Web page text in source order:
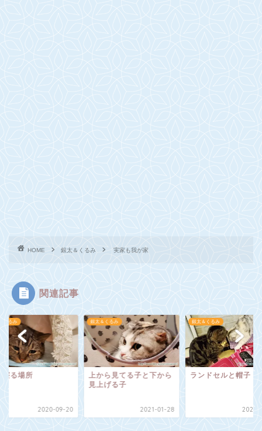
HOME 銀太＆くるみ 実家も我が家
関連記事
くるみ
寝る場所
2020-09-20
銀太＆くるみ
上から見てる子と下から
見上げる子
2021-01-28
銀太＆くるみ
ランドセルと帽子
2020-